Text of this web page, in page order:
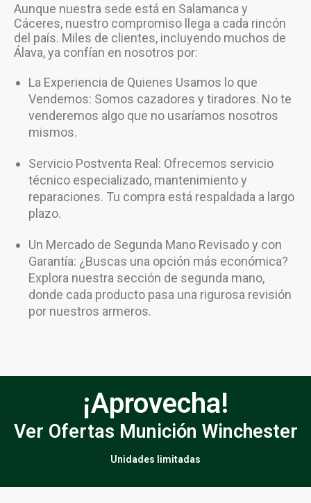
Aunque nuestra sede está en Salamanca y
Cáceres, nuestro compromiso llega a cada rincón
del país. Miles de clientes, incluyendo muchos de
Álava, ya confían en nosotros por:
La Experiencia de Quienes Usamos lo que
Vendemos: Somos cazadores y tiradores. No te
venderemos algo que no usaríamos nosotros
mismos.
Servicio Postventa Real: Ofrecemos servicio
técnico especializado, mantenimiento y
reparaciones. Tu compra está respaldada a largo
plazo.
Un Mercado de Segunda Mano Revisado y con
Garantía: ¿Buscas una opción más económica?
Explora nuestra sección de segunda mano,
donde cada producto pasa una rigurosa revisión
por nuestros armeros.
¡Aprovecha!
Ver Ofertas Munición Winchester
Unidades limitadas